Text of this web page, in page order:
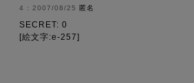
2007/08/25 匿名
SECRET: 0
[絵文字:e-257]